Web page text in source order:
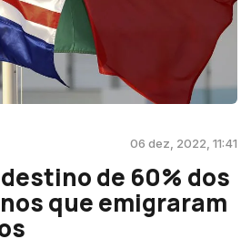
06 dez, 2022, 11:41
de 60% dos
que emigraram